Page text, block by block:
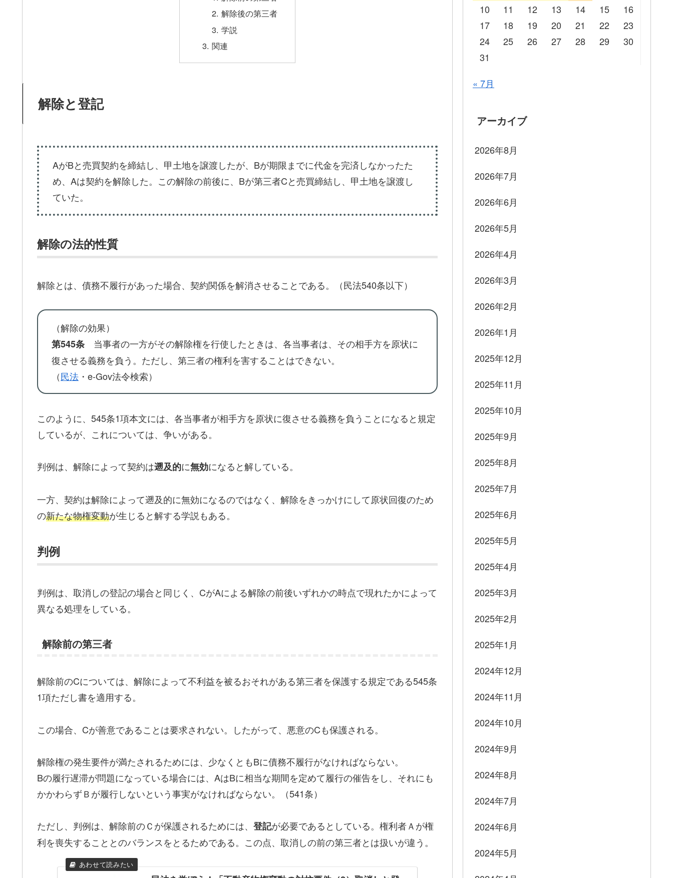
解除後の第三者
学説
関連
解除と登記
AがBと売買契約を締結し、甲土地を譲渡したが、Bが期限までに代金を完済しなかったた
め、Aは契約を解除した。この解除の前後に、Bが第三者Cと売買締結し、甲土地を譲渡し
ていた。
解除の法的性質
解除とは、債務不履行があった場合、契約関係を解消させることである。（民法540条以下）
（解除の効果）
第545条 当事者の一方がその解除権を行使したときは、各当事者は、その相手方を原状に
復させる義務を負う。ただし、第三者の権利を害することはできない。
（民法 ・e-Gov法令検索）
このように、545条1項本文には、各当事者が相手方を原状に復させる義務を負うことになると規定
しているが、これについては、争いがある。
判例は、解除によって契約は遡及的に無効になると解している。
一方、契約は解除によって遡及的に無効になるのではなく、解除をきっかけにして原状回復のため
の新たな物権変動が生じると解する学説もある。
判例
判例は、取消しの登記の場合と同じく、CがAによる解除の前後いずれかの時点で現れたかによって
異なる処理をしている。
解除前の第三者
解除前のCについては、解除によって不利益を被るおそれがある第三者を保護する規定である545条
1項ただし書を適用する。
この場合、Cが善意であることは要求されない。したがって、悪意のCも保護される。
解除権の発生要件が満たされるためには、少なくともBに債務不履行がなければならない。
Bの履行遅滞が問題になっている場合には、AはBに相当な期間を定めて履行の催告をし、それにも
かかわらずＢが履行しないという事実がなければならない。（541条）
ただし、判例は、解除前のＣが保護されるためには、 登記が必要であるとしている。権利者Ａが権
利を喪失することとのバランスをとるためである。この点、取消しの前の第三者とは扱いが違う。
10
11 12 13 14 15
16
17
18 19 20 21 22
23
24
25 26 27 28 29
30
31
« 7月
アーカイブ
2026年8月
2026年7月
2026年6月
2026年5月
2026年4月
2026年3月
2026年2月
2026年1月
2025年12月
2025年11月
2025年10月
2025年9月
2025年8月
2025年7月
2025年6月
2025年5月
2025年4月
2025年3月
2025年2月
2025年1月
2024年12月
2024年11月
2024年10月
2024年9月
2024年8月
2024年7月
2024年6月
2024年5月